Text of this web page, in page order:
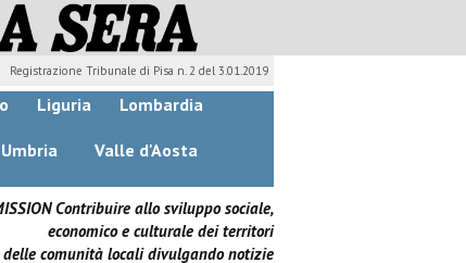
Registrazione Tribunale di Pisa n. 2 del 3.01.2019
Liguria
Lombardia
Umbria
Valle d'Aosta
Contribuire allo sviluppo sociale,
economico e culturale dei territori
delle comunità locali divulgando notizie